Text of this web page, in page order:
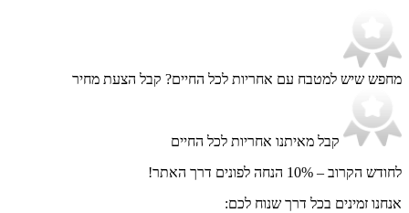
מחפש שיש למטבח עם אחריות לכל החיים? קבל הצעת מחיר
קבל מאיתנו אחריות לכל החיים
לחודש הקרוב – 10% הנחה לפונים דרך האתר!
אנחנו זמינים בכל דרך שנוח לכם: